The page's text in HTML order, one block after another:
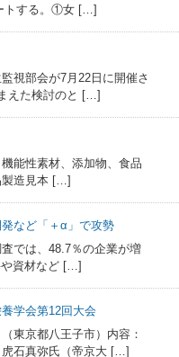
トする。①女 […]
視部会が7月22日に開催さ
えた検討のと […]
能性素材、添加物、食品
製造見本 […]
発など「＋α」で攻勢
では、48.7％の企業が増
や資材など […]
学会第12回大会
京都八王子市）内容：
虎石真弥氏（帝京大 […]